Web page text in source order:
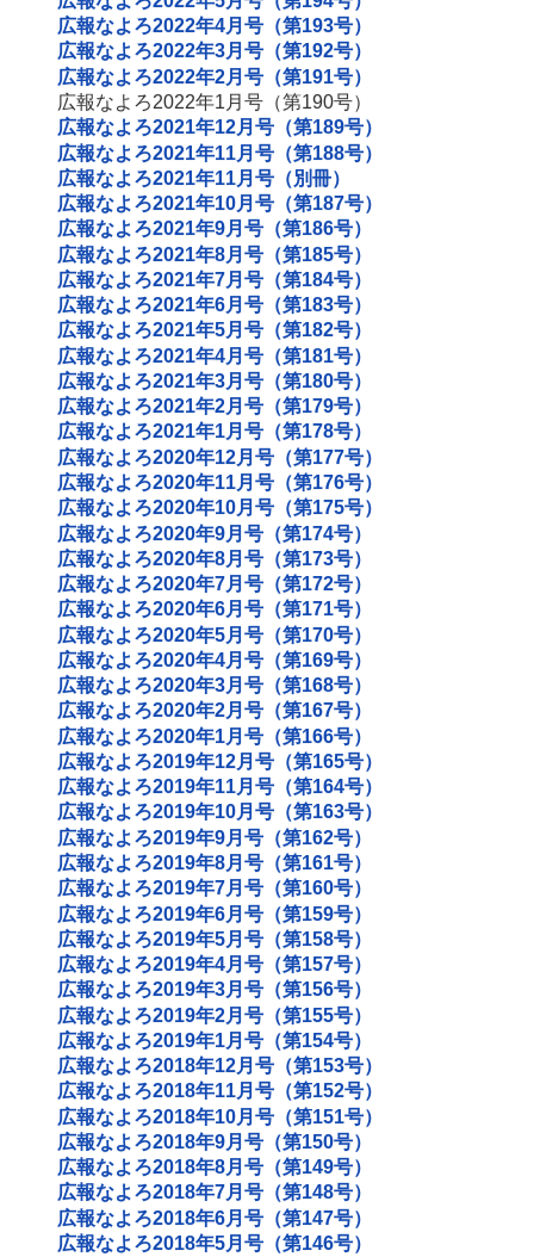
広報なよろ2022年4月号（第193号）
広報なよろ2022年3月号（第192号）
広報なよろ2022年2月号（第191号）
広報なよろ2022年1月号（第190号）
広報なよろ2021年12月号（第189号）
広報なよろ2021年11月号（第188号）
広報なよろ2021年11月号（別冊）
広報なよろ2021年10月号（第187号）
広報なよろ2021年9月号（第186号）
広報なよろ2021年8月号（第185号）
広報なよろ2021年7月号（第184号）
広報なよろ2021年6月号（第183号）
広報なよろ2021年5月号（第182号）
広報なよろ2021年4月号（第181号）
広報なよろ2021年3月号（第180号）
広報なよろ2021年2月号（第179号）
広報なよろ2021年1月号（第178号）
広報なよろ2020年12月号（第177号）
広報なよろ2020年11月号（第176号）
広報なよろ2020年10月号（第175号）
広報なよろ2020年9月号（第174号）
広報なよろ2020年8月号（第173号）
広報なよろ2020年7月号（第172号）
広報なよろ2020年6月号（第171号）
広報なよろ2020年5月号（第170号）
広報なよろ2020年4月号（第169号）
広報なよろ2020年3月号（第168号）
広報なよろ2020年2月号（第167号）
広報なよろ2020年1月号（第166号）
広報なよろ2019年12月号（第165号）
広報なよろ2019年11月号（第164号）
広報なよろ2019年10月号（第163号）
広報なよろ2019年9月号（第162号）
広報なよろ2019年8月号（第161号）
広報なよろ2019年7月号（第160号）
広報なよろ2019年6月号（第159号）
広報なよろ2019年5月号（第158号）
広報なよろ2019年4月号（第157号）
広報なよろ2019年3月号（第156号）
広報なよろ2019年2月号（第155号）
広報なよろ2019年1月号（第154号）
広報なよろ2018年12月号（第153号）
広報なよろ2018年11月号（第152号）
広報なよろ2018年10月号（第151号）
広報なよろ2018年9月号（第150号）
広報なよろ2018年8月号（第149号）
広報なよろ2018年7月号（第148号）
広報なよろ2018年6月号（第147号）
広報なよろ2018年5月号（第146号）